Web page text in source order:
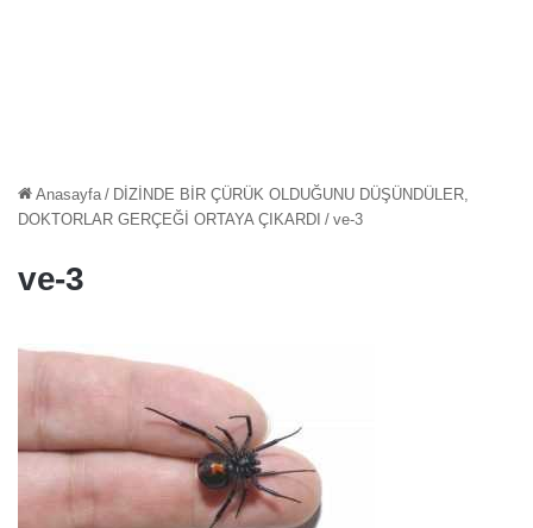
Anasayfa / DİZİNDE BİR ÇÜRÜK OLDUĞUNU DÜŞÜNDÜLER,
DOKTORLAR GERÇEĞİ ORTAYA ÇIKARDI / ve-3
ve-3